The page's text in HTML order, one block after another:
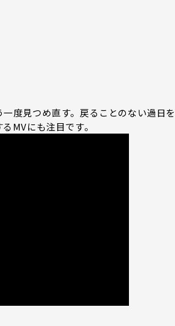
一度見つめ直す。戻ることのない過日
MVにも注目です。